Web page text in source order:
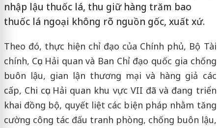
nhập lậu thuốc lá, thu giữ hàng trăm bao
thuốc lá ngoại không rõ nguồn gốc, xuất xứ.
Theo đó, thực hiện chỉ đạo của Chính phủ, Bộ Tài
chính, Cục Hải quan và Ban Chỉ đạo quốc gia chống
buôn lậu, gian lận thương mại và hàng giả các
cấp, Chi cục Hải quan khu vực VII đã và đang triển
khai đồng bộ, quyết liệt các biện pháp nhằm tăng
cường công tác đấu tranh phòng, chống buôn lậu,